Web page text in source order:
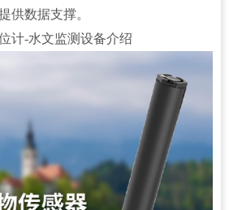
供数据支撑。
计-水文监测设备介绍